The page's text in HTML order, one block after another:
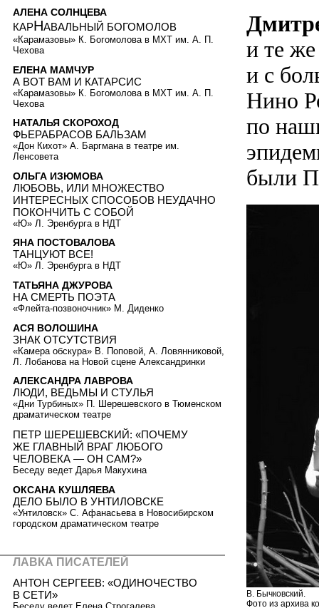
и те
и с
Нино
по
были
В. Бычковский.
Фото из архива
АЛЕНА СОЛНЦЕВА
КАРНАВАЛЬНЫЙ БОГОМОЛОВ
«Карамазовы» К. Богомолова в МХТ им. А. П.
Чехова
ЕЛЕНА МАМЧУР
А ВОТ ВАМ И КАТАРСИС
«Карамазовы» К. Богомолова в МХТ им. А. П.
Чехова
НАТАЛЬЯ СКОРОХОД
ФЬЕРАБРАСОВ БАЛЬЗАМ
«Дон Кихот» А. Баргмана в театре им.
Ленсовета
ОЛЬГА ИЗЮМОВА
ЛЮБОВЬ, ИЛИ МНОЖЕСТВО
ИНТЕРЕСНЫХ СПОСОБОВ НЕУДАЧНО
ПОКОНЧИТЬ С СОБОЙ
«Ю» Л. Эренбурга в НДТ
ЯНА ПОСТОВАЛОВА
ТАНЦУЮТ ВСЕ!
«Ю» Л. Эренбурга в НДТ
ТАТЬЯНА ДЖУРОВА
НА СМЕРТЬ ПОЭТА
«Флейта-позвоночник» М. Диденко
АСЯ ВОЛОШИНА
ЗНАК ОТСУТСТВИЯ
«Камера обскура» В. Поповой, А. Ловянниковой,
Л. Лобанова на Новой сцене Александринки
АЛЕКСАНДРА ЛАВРОВА
ЛЮДИ, ВЕДЬМЫ И СТУЛЬЯ
«Дни Турбиных» П. Шерешевского в Тюменском
драматическом театре
ПЕТР ШЕРЕШЕВСКИЙ: «ПОЧЕМУ
ЖЕ ГЛАВНЫЙ ВРАГ ЛЮБОГО
ЧЕЛОВЕКА — ОН САМ?»
Беседу ведет Дарья Макухина
ОКСАНА КУШЛЯЕВА
ДЕЛО БЫЛО В УНТИЛОВСКЕ
«Унтиловск» С. Афанасьева в Новосибирском
городском драматическом театре
ЛАВКА ПИСАТЕЛЕЙ
АНТОН СЕРГЕЕВ: «ОДИНОЧЕСТВО
В СЕТИ»